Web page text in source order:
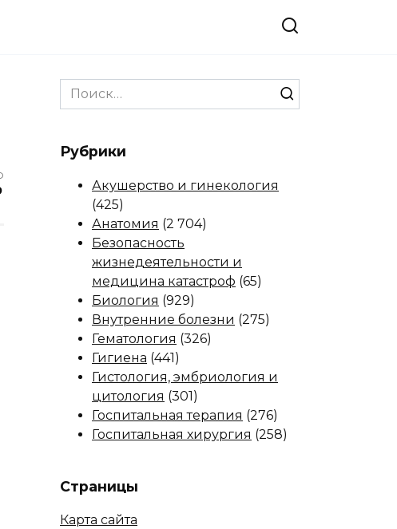
Search
for:
Рубрики
Акушерство и гинекология
(425)
Анатомия (2 704)
Безопасность
жизнедеятельности и
медицина катастроф (65)
Биология (929)
Внутренние болезни (275)
Гематология (326)
Гигиена (441)
Гистология, эмбриология и
цитология (301)
Госпитальная терапия (276)
Госпитальная хирургия (258)
Страницы
Карта сайта